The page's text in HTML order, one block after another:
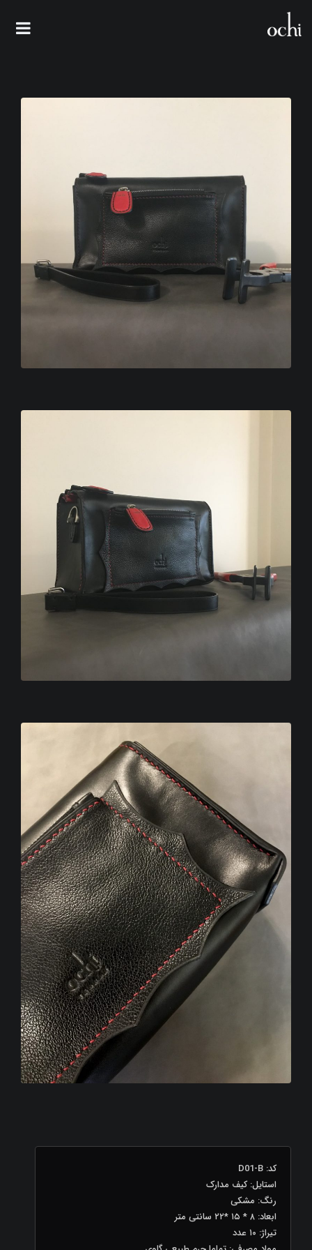
کد: D01-B
استایل: کیف مدارک
رنگ: مشکی
ابعاد: ۸ * ۱۵ *۲۲ سانتی متر
تیراژ: ۱۰ عدد